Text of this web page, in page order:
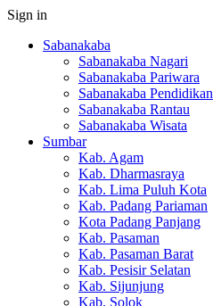
Sign in
Sabanakaba
Sabanakaba Nagari
Sabanakaba Pariwara
Sabanakaba Pendidikan
Sabanakaba Rantau
Sabanakaba Wisata
Sumbar
Kab. Agam
Kab. Dharmasraya
Kab. Lima Puluh Kota
Kab. Padang Pariaman
Kota Padang Panjang
Kab. Pasaman
Kab. Pasaman Barat
Kab. Pesisir Selatan
Kab. Sijunjung
Kab. Solok